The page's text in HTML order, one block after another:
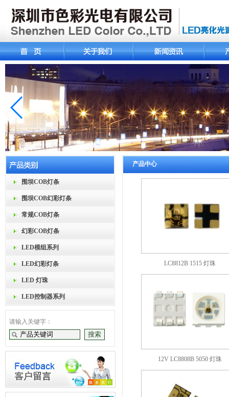
围坝COB灯条
围坝COB幻彩灯条
常规COB灯条
幻彩COB灯条
LED模组系列
LED幻彩灯条
LED 灯珠
LED控制器系列
请输入关键字：
产品中心
LC8812B 1515 灯珠
12V LC8808B 5050 灯珠